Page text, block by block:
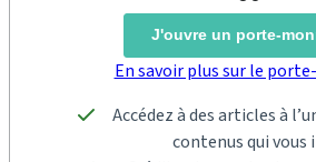
J'ouvre un porte-
En savoir plus sur le
Accédez à des articles à
contenus qui vous